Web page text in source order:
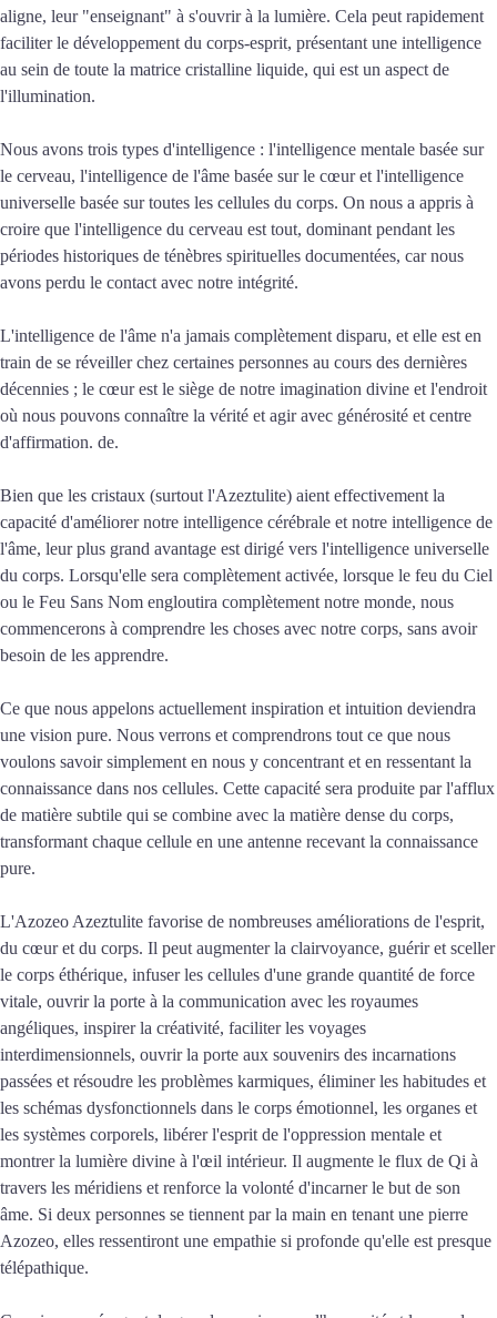
aligne, leur "enseignant" à s'ouvrir à la lumière. Cela peut rapidement
faciliter le développement du corps-esprit, présentant une intelligence
au sein de toute la matrice cristalline liquide, qui est un aspect de
l'illumination.
Nous avons trois types d'intelligence : l'intelligence mentale basée sur
le cerveau, l'intelligence de l'âme basée sur le cœur et l'intelligence
universelle basée sur toutes les cellules du corps. On nous a appris à
croire que l'intelligence du cerveau est tout, dominant pendant les
périodes historiques de ténèbres spirituelles documentées, car nous
avons perdu le contact avec notre intégrité.
L'intelligence de l'âme n'a jamais complètement disparu, et elle est en
train de se réveiller chez certaines personnes au cours des dernières
décennies ; le cœur est le siège de notre imagination divine et l'endroit
où nous pouvons connaître la vérité et agir avec générosité et centre
d'affirmation. de.
Bien que les cristaux (surtout l'Azeztulite) aient effectivement la
capacité d'améliorer notre intelligence cérébrale et notre intelligence de
l'âme, leur plus grand avantage est dirigé vers l'intelligence universelle
du corps. Lorsqu'elle sera complètement activée, lorsque le feu du Ciel
ou le Feu Sans Nom engloutira complètement notre monde, nous
commencerons à comprendre les choses avec notre corps, sans avoir
besoin de les apprendre.
Ce que nous appelons actuellement inspiration et intuition deviendra
une vision pure. Nous verrons et comprendrons tout ce que nous
voulons savoir simplement en nous y concentrant et en ressentant la
connaissance dans nos cellules. Cette capacité sera produite par l'afflux
de matière subtile qui se combine avec la matière dense du corps,
transformant chaque cellule en une antenne recevant la connaissance
pure.
L'Azozeo Azeztulite favorise de nombreuses améliorations de l'esprit,
du cœur et du corps. Il peut augmenter la clairvoyance, guérir et sceller
le corps éthérique, infuser les cellules d'une grande quantité de force
vitale, ouvrir la porte à la communication avec les royaumes
angéliques, inspirer la créativité, faciliter les voyages
interdimensionnels, ouvrir la porte aux souvenirs des incarnations
passées et résoudre les problèmes karmiques, éliminer les habitudes et
les schémas dysfonctionnels dans le corps émotionnel, les organes et
les systèmes corporels, libérer l'esprit de l'oppression mentale et
montrer la lumière divine à l'œil intérieur. Il augmente le flux de Qi à
travers les méridiens et renforce la volonté d'incarner le but de son
âme. Si deux personnes se tiennent par la main en tenant une pierre
Azozeo, elles ressentiront une empathie si profonde qu'elle est presque
télépathique.